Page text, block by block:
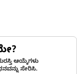
ಆಯ್ಕೆಗಳು
ಸೇರಿಸಿ.